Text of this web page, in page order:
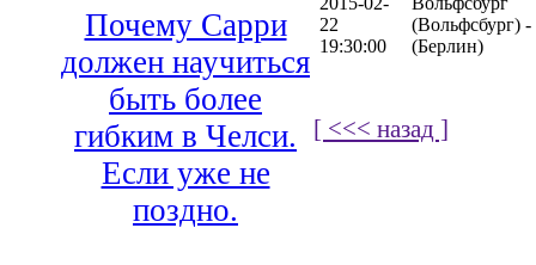
Почему Сарри
должен научиться
быть более
гибким в Челси.
Если уже не
поздно.
22
19:30:00
(Вольфсбург) -
(Берлин)
[ <<< назад ]